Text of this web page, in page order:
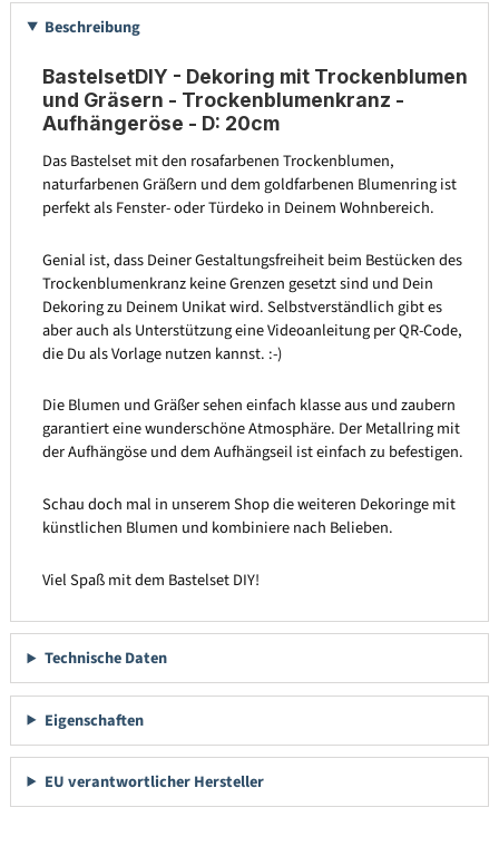
Beschreibung
BastelsetDIY - Dekoring mit Trockenblumen
und Gräsern - Trockenblumenkranz -
Aufhängeröse - D: 20cm
Das Bastelset mit den rosafarbenen Trockenblumen,
naturfarbenen Gräßern und dem goldfarbenen Blumenring ist
perfekt als Fenster- oder Türdeko in Deinem Wohnbereich.
Genial ist, dass Deiner Gestaltungsfreiheit beim Bestücken des
Trockenblumenkranz keine Grenzen gesetzt sind und Dein
Dekoring zu Deinem Unikat wird. Selbstverständlich gibt es
aber auch als Unterstützung eine Videoanleitung per QR-Code,
die Du als Vorlage nutzen kannst. :-)
Die Blumen und Gräßer sehen einfach klasse aus und zaubern
garantiert eine wunderschöne Atmosphäre. Der Metallring mit
der Aufhängöse und dem Aufhängseil ist einfach zu befestigen.
Schau doch mal in unserem Shop die weiteren Dekoringe mit
künstlichen Blumen und kombiniere nach Belieben.
Viel Spaß mit dem Bastelset DIY!
Technische Daten
Eigenschaften
EU verantwortlicher Hersteller